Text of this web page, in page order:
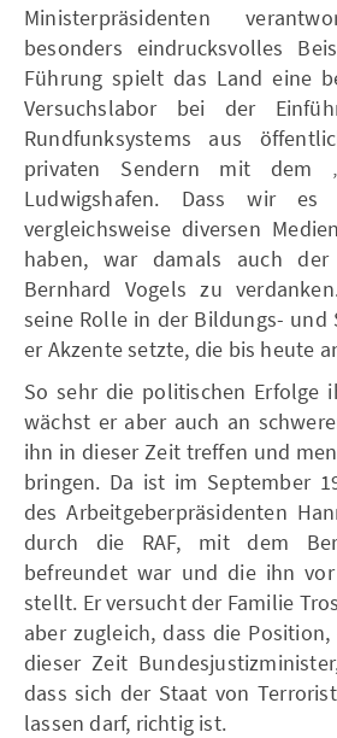
Ministerpräsidenten
besonders eindrucksvolles
Führung spielt das Land eine
Versuchslabor bei der
Rundfunksystems aus
privaten Sendern mit dem
Ludwigshafen. Dass wir
vergleichsweise diversen
haben, war damals auch der
Bernhard Vogels zu
seine Rolle in der Bildungs-
er Akzente setzte, die bis heute
So sehr die politischen Erfolge
wächst er aber auch an
ihn in dieser Zeit treffen und
bringen. Da ist im September
des Arbeitgeberpräsidenten
durch die RAF, mit dem
befreundet war und die ihn
stellt. Er versucht der Familie
aber zugleich, dass die
dieser Zeit
dass sich der Staat von
lassen darf, richtig ist.